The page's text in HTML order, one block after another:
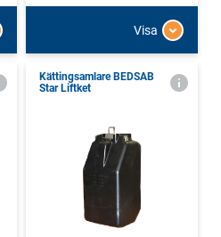
Visa
Kättingsamlare BEDSAB
Star Liftket